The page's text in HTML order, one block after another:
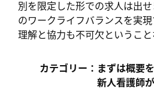
別を限定した形での求人は出
のワークライフバランスを実
理解と協力も不可欠ということ
まずは概要
新人看護師